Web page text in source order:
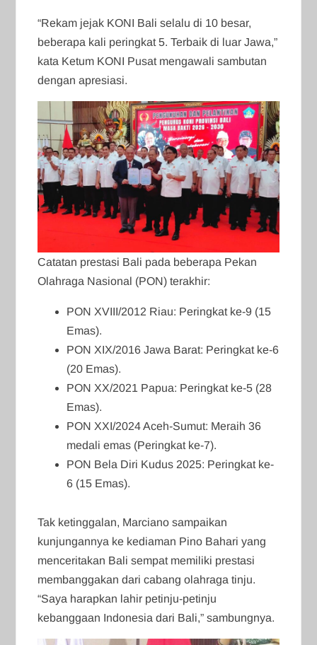
“Rekam jejak KONI Bali selalu di 10 besar,
beberapa kali peringkat 5. Terbaik di luar Jawa,”
kata Ketum KONI Pusat mengawali sambutan
dengan apresiasi.
Catatan prestasi Bali pada beberapa Pekan
Olahraga Nasional (PON) terakhir:
PON XVIII/2012 Riau: Peringkat ke-9 (15
Emas).
PON XIX/2016 Jawa Barat: Peringkat ke-6
(20 Emas).
PON XX/2021 Papua: Peringkat ke-5 (28
Emas).
PON XXI/2024 Aceh-Sumut: Meraih 36
medali emas (Peringkat ke-7).
PON Bela Diri Kudus 2025: Peringkat ke-
6 (15 Emas).
Tak ketinggalan, Marciano sampaikan
kunjungannya ke kediaman Pino Bahari yang
menceritakan Bali sempat memiliki prestasi
membanggakan dari cabang olahraga tinju.
“Saya harapkan lahir petinju-petinju
kebanggaan Indonesia dari Bali,” sambungnya.